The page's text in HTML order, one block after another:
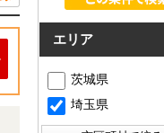
エリア
茨城県
埼玉県